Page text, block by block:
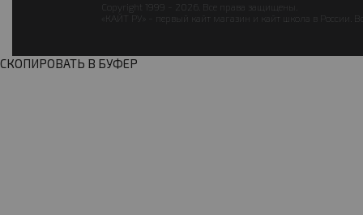
Copyright 1999 - 2026. Все права защищены.
«КАЙТ РУ» - первый кайт магазин и кайт школа в России.
СКОПИРОВАТЬ В БУФЕР